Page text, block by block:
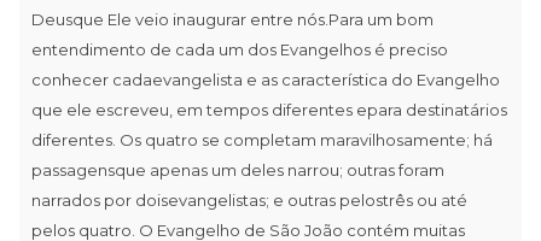
Deusque Ele veio inaugurar entre nós.Para um bom
entendimento de cada um dos Evangelhos é preciso
conhecer cadaevangelista e as característica do Evangelho
que ele escreveu, em tempos diferentes epara destinatários
diferentes. Os quatro se completam maravilhosamente; há
passagensque apenas um deles narrou; outras foram
narrados por doisevangelistas; e outras pelostrês ou até
pelos quatro. O Evangelho de São João contém muitas